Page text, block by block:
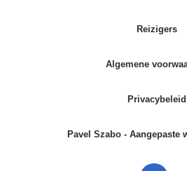
Reizigers
Algemene
Privacybeleid
Pavel Szabo - Aangepaste